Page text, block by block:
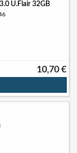
U.Flair 32GB
10,70 €